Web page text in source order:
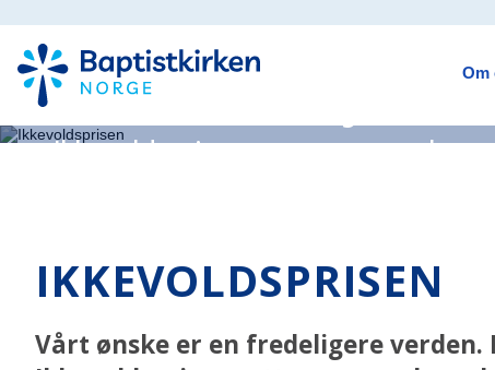
Om
Ikkevoldsprisen retter
IKKEVOLDSPRISEN
Vårt ønske er en fredeligere